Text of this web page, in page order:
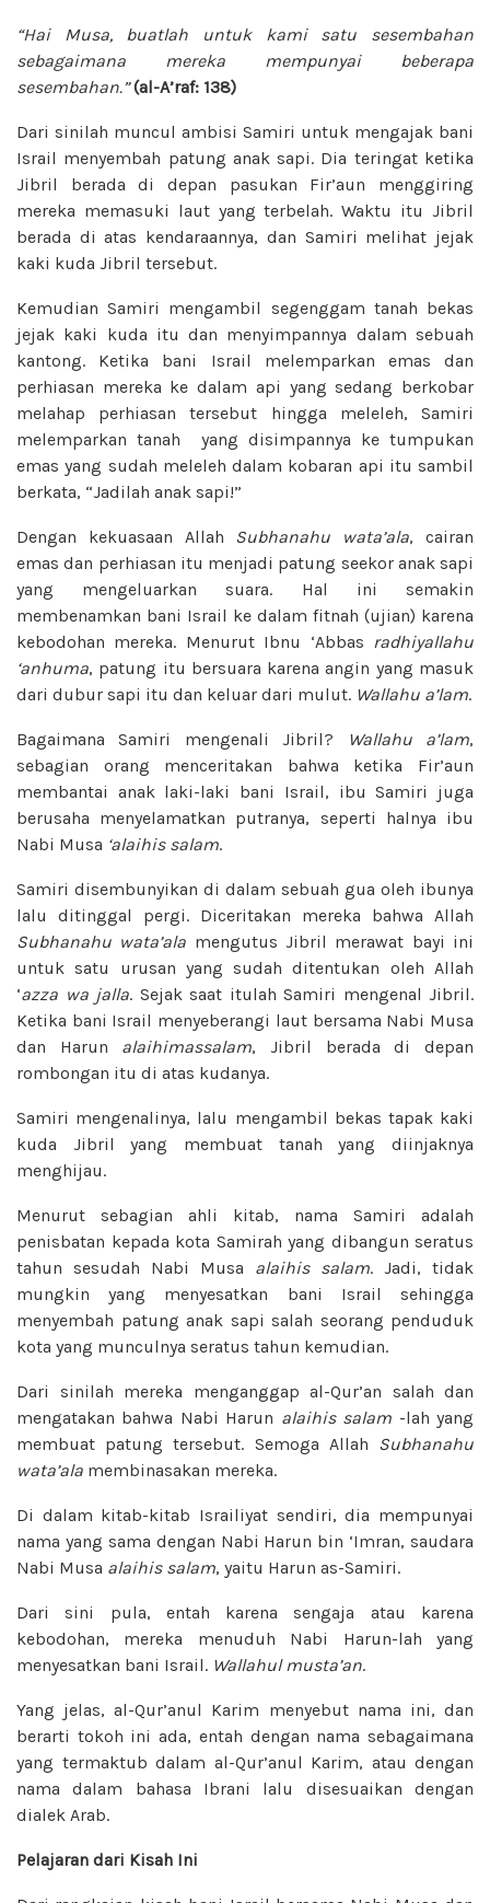
“Hai Musa, buatlah untuk kami satu sesembahan
sebagaimana mereka mempunyai beberapa
sesembahan.”(al-A’raf: 138)
Dari sinilah muncul ambisi Samiri untuk mengajak bani
Israil menyembah patung anak sapi. Dia teringat ketika
Jibril berada di depan pasukan Fir’aun menggiring
mereka memasuki laut yang terbelah. Waktu itu Jibril
berada di atas kendaraannya, dan Samiri melihat jejak
kaki kuda Jibril tersebut.
Kemudian Samiri mengambil segenggam tanah bekas
jejak kaki kuda itu dan menyimpannya dalam sebuah
kantong. Ketika bani Israil melemparkan emas dan
perhiasan mereka ke dalam api yang sedang berkobar
melahap perhiasan tersebut hingga meleleh, Samiri
melemparkan tanah yang disimpannya ke tumpukan
emas yang sudah meleleh dalam kobaran api itu sambil
berkata, “Jadilah anak sapi!”
Dengan kekuasaan Allah Subhanahu wata’ala, cairan
emas dan perhiasan itu menjadi patung seekor anak sapi
yang mengeluarkan suara. Hal ini semakin
membenamkan bani Israil ke dalam fitnah (ujian) karena
kebodohan mereka. Menurut Ibnu ‘Abbas radhiyallahu
‘anhuma, patung itu bersuara karena angin yang masuk
dari dubur sapi itu dan keluar dari mulut. Wallahu a’lam.
Bagaimana Samiri mengenali Jibril? Wallahu a’lam,
sebagian orang menceritakan bahwa ketika Fir’aun
membantai anak laki-laki bani Israil, ibu Samiri juga
berusaha menyelamatkan putranya, seperti halnya ibu
Nabi Musa ‘alaihis salam.
Samiri disembunyikan di dalam sebuah gua oleh ibunya
lalu ditinggal pergi. Diceritakan mereka bahwa Allah
Subhanahu wata’ala mengutus Jibril merawat bayi ini
untuk satu urusan yang sudah ditentukan oleh Allah
‘azza wa jalla. Sejak saat itulah Samiri mengenal Jibril.
Ketika bani Israil menyeberangi laut bersama Nabi Musa
dan Harun alaihimassalam, Jibril berada di depan
rombongan itu di atas kudanya.
Samiri mengenalinya, lalu mengambil bekas tapak kaki
kuda Jibril yang membuat tanah yang diinjaknya
menghijau.
Menurut sebagian ahli kitab, nama Samiri adalah
penisbatan kepada kota Samirah yang dibangun seratus
tahun sesudah Nabi Musa alaihis salam. Jadi, tidak
mungkin yang menyesatkan bani Israil sehingga
menyembah patung anak sapi salah seorang penduduk
kota yang munculnya seratus tahun kemudian.
Dari sinilah mereka menganggap al-Qur’an salah dan
mengatakan bahwa Nabi Harun alaihis salam -lah yang
membuat patung tersebut. Semoga Allah Subhanahu
wata’ala membinasakan mereka.
Di dalam kitab-kitab Israiliyat sendiri, dia mempunyai
nama yang sama dengan Nabi Harun bin ‘Imran, saudara
Nabi Musa alaihis salam, yaitu Harun as-Samiri.
Dari sini pula, entah karena sengaja atau karena
kebodohan, mereka menuduh Nabi Harun-lah yang
menyesatkan bani Israil. Wallahul musta’an.
Yang jelas, al-Qur’anul Karim menyebut nama ini, dan
berarti tokoh ini ada, entah dengan nama sebagaimana
yang termaktub dalam al-Qur’anul Karim, atau dengan
nama dalam bahasa Ibrani lalu disesuaikan dengan
dialek Arab.
Pelajaran dari Kisah Ini